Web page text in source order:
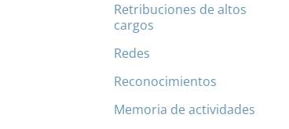
Retribuciones de altos
cargos
Redes
Reconocimientos
Memoria de actividades